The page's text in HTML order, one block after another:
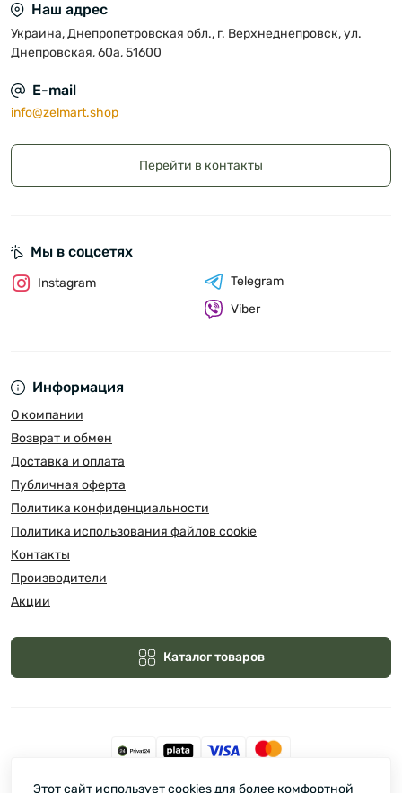
Наш адрес
Украина, Днепропетровская обл., г. Верхнеднепровск, ул.
Днепровская, 60а, 51600
E-mail
info@zelmart.shop
Перейти в контакты
Информация
О компании
Возврат и обмен
Доставка и оплата
Публичная оферта
Политика конфиденциальности
Политика использования файлов cookie
Контакты
Производители
Акции
Каталог товаров
Мы в соцсетях
Instagram
Telegram
Viber
Этот сайт использует cookies для более комфортной